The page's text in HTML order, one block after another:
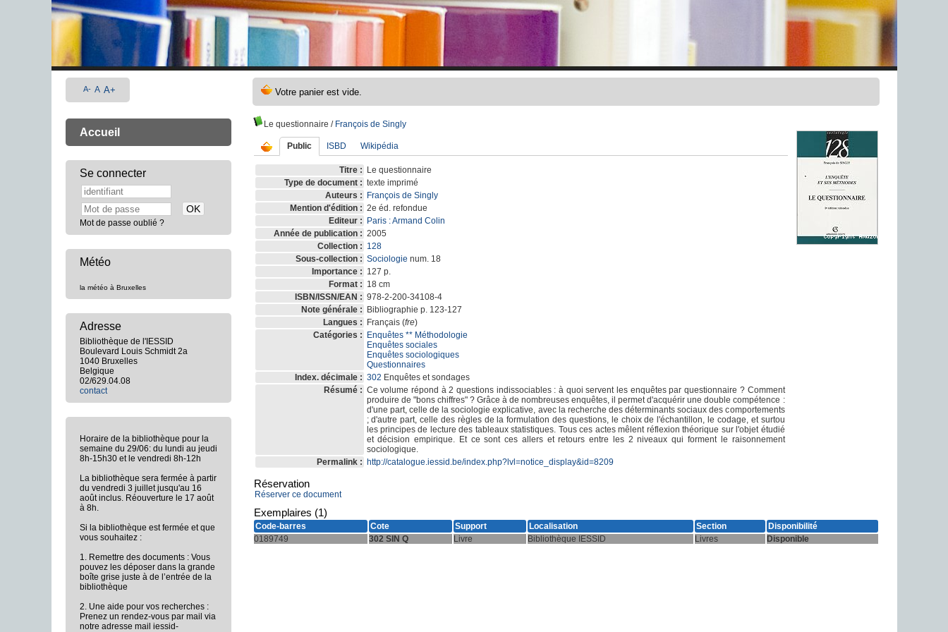
Le questionnaire / François de Singly
Public ISBD Wikipédia
Titre :
Le questionnaire
Type de document : texte imprimé
Auteurs :
François de Singly
Mention d'édition : 2e éd. refondue
Editeur :
Paris : Armand Colin
Année de publication : 2005
Collection : 128
Sous-collection : Sociologie num. 18
Importance : 127 p.
Format : 18 cm
ISBN/ISSN/EAN : 978-2-200-34108-4
Note générale :
Bibliographie p. 123-127
Langues :
Français (fre)
Catégories :
Enquêtes ** Méthodologie
Enquêtes sociales
Enquêtes sociologiques
Questionnaires
Index. décimale : 302 Enquêtes et sondages
Résumé : Ce volume répond à 2 questions indissociables : à quoi servent les enquêtes par questionnaire ? Comment
produire de "bons chiffres" ? Grâce à de nombreuses enquêtes, il permet d'acquérir une double compétence :
d'une part, celle de la sociologie explicative, avec la recherche des déterminants sociaux des comportements
; d'autre part, celle des règles de la formulation des questions, le choix de l'échantillon, le codage, et surtou
les principes de lecture des tableaux statistiques. Tous ces actes mêlent réflexion théorique sur l'objet étudié
et décision empirique. Et ce sont ces allers et retours entre les 2 niveaux qui forment le raisonnement
sociologique.
Permalink :
http://catalogue.iessid.be/index.php?lvl=notice_display&id=8209
Réservation
Réserver ce document
Exemplaires (1)
Code-barres Cote Support Localisation Section
Disponibilité
0189749
302 SIN Q Livre Bibliothèque IESSID Livres Disponible
A- A A+
Accueil
Se connecter
Mot de passe oublié ?
Météo
la météo à Bruxelles
Adresse
Bibliothèque de l'IESSID
Boulevard Louis Schmidt 2a
1040 Bruxelles
Belgique
02/629.04.08
contact
Horaire de la bibliothèque pour la
semaine du 29/06: du lundi au jeudi
8h-15h30 et le vendredi 8h-12h
La bibliothèque sera fermée à partir
du vendredi 3 juillet jusqu'au 16
août inclus. Réouverture le 17 août
à 8h.
Si la bibliothèque est fermée et que
vous souhaitez :
1. Remettre des documents : Vous
pouvez les déposer dans la grande
boîte grise juste à de l’entrée de la
bibliothèque
2. Une aide pour vos recherches :
Prenez un rendez-vous par mail via
notre adresse mail iessid-